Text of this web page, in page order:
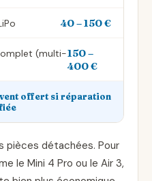
40 – 150 €
(multi-150 –
400 €
offert si réparation
pièces détachées. Pour
le Mini 4 Pro ou le Air 3,